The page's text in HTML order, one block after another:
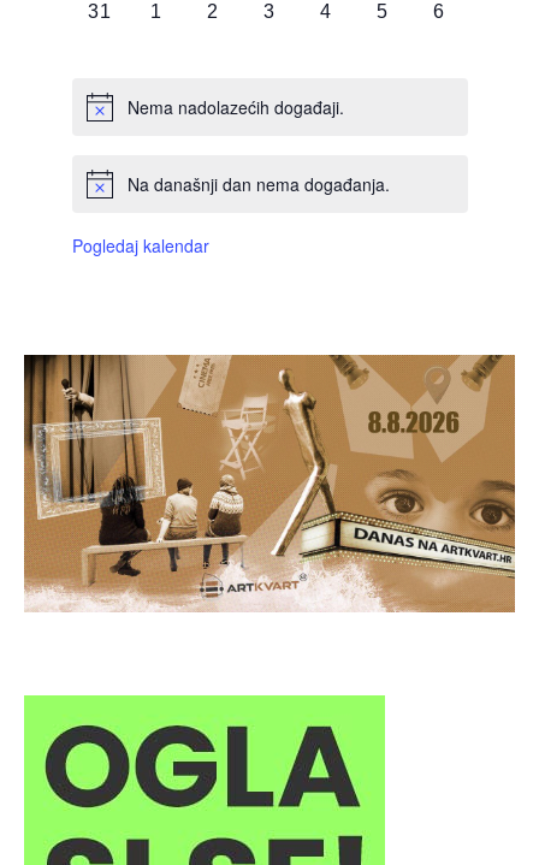
0
31
0
1
0
2
0
3
0
4
0
5
0
6
Nema nadolazećih događaji.
Na današnji dan nema događanja.
Pogledaj kalendar